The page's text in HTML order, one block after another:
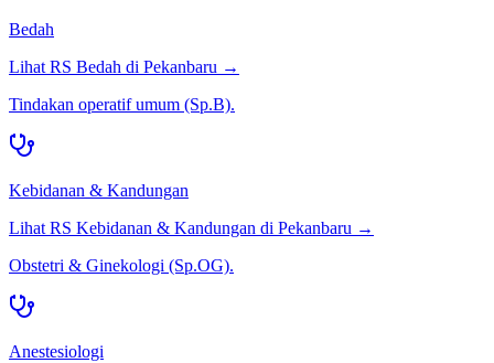
Bedah
Lihat RS Bedah di Pekanbaru →
Tindakan operatif umum (Sp.B).
Kebidanan & Kandungan
Lihat RS Kebidanan & Kandungan di Pekanbaru →
Obstetri & Ginekologi (Sp.OG).
Anestesiologi